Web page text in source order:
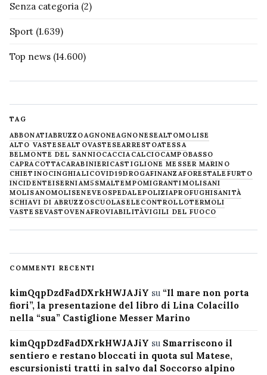
Senza categoria (2)
Sport (1.639)
Top news (14.600)
TAG
ABBONATIABRUZZOAGNONEAGNONESEALTOMOLISE
ALTO VASTESEALTOVASTESEARRESTOATESSA
BELMONTE DEL SANNIOCACCIACALCIOCAMPOBASSO
CAPRACOTTACARABINIERICASTIGLIONE MESSER MARINO
CHIETINOCINGHIALICOVID19DROGAFINANZAFORESTALE FURTO
INCIDENTEISERNIAM5SMALTEMPOMIGRANTIMOLISANI
MOLISANOMOLISENEVE OSPEDALEPOLIZIAPROFUGHISANITÀ
SCHIAVI DI ABRUZZOSCUOLASELECONTROLLOTERMOLI
VASTESEVASTOVENAFROVIABILITÀVIGILI DEL FUOCO
COMMENTI RECENTI
kimQqpDzdFadDXrkHWJAJiY su “Il mare non porta
fiori”, la presentazione del libro di Lina Colacillo
nella “sua” Castiglione Messer Marino
kimQqpDzdFadDXrkHWJAJiY su Smarriscono il
sentiero e restano bloccati in quota sul Matese,
escursionisti tratti in salvo dal Soccorso alpino